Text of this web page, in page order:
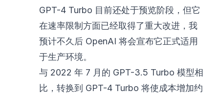
GPT-4 Turbo 目前还处于预览阶段，但它
在速率限制方面已经取得了重大改进，我
预计不久后 OpenAI 将会宣布它正式适用
于生产环境。
与 2022 年 7 月的 GPT-3.5 Turbo 模型相
比，转换到 GPT-4 Turbo 将使成本增加约